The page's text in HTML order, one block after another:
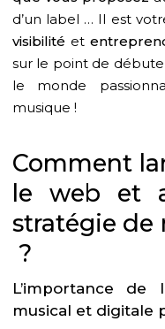
d’un label … Il est
visibilité et
sur le point de
le monde
musique !
Comment
le web et
stratégie de
?
L’importance
musical et digitale